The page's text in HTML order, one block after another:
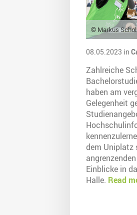
© Markus
08.05.2023 in
Zahlreiche
haben am
Gelegenheit
dem Uniplatz
Einblicke in
Halle. Read